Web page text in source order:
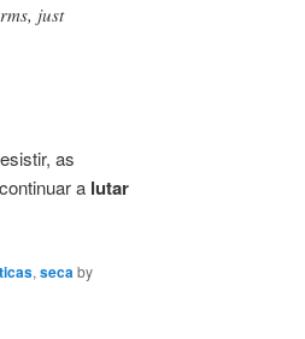
just
as
alutar
, secaby